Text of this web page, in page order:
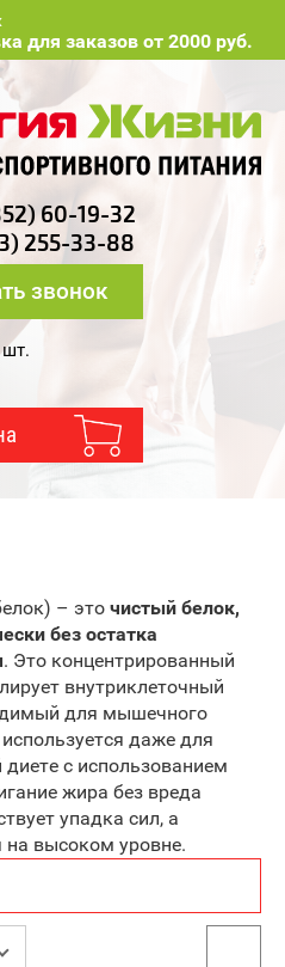
для заказов от 2000 руб.
60-19-32
255-33-88
звонок
шт.
– это чистый белок,
без остатка
. Это концентрированный
внутриклеточный
для мышечного
даже для
с использованием
жира без вреда
упадка сил, а
на высоком уровне.